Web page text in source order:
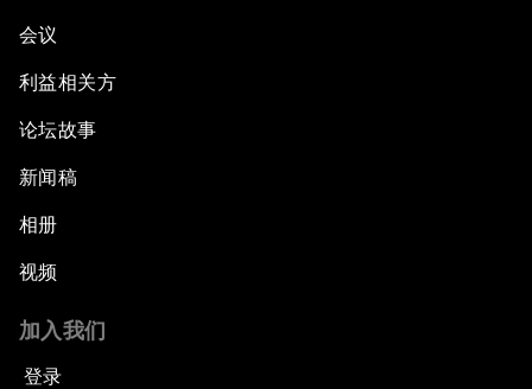
会议
利益相关方
论坛故事
新闻稿
相册
视频
加入我们
登录